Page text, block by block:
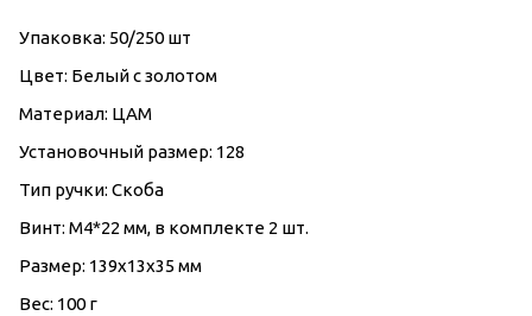
Упаковка: 50/250 шт
Цвет: Белый с золотом
Материал: ЦАМ
Установочный размер: 128
Тип ручки: Скоба
Винт: M4*22 мм, в комплекте 2 шт.
Размер: 139х13х35 мм
Вес: 100 г